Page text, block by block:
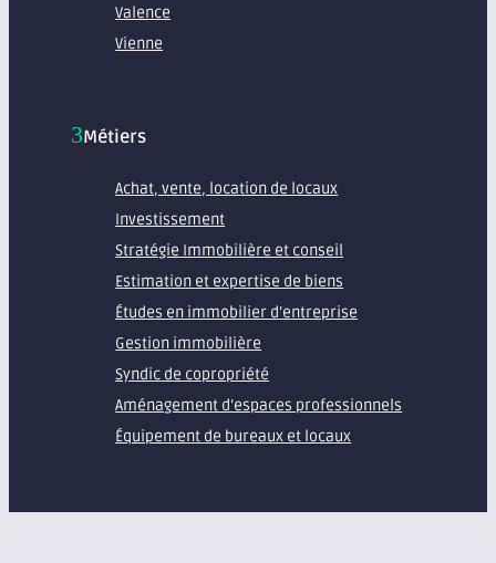
Valence
Vienne
Métiers
Achat, vente, location de locaux
Investissement
Stratégie Immobilière et conseil
Estimation et expertise de biens
Études en immobilier d’entreprise
Gestion immobilière
Syndic de copropriété
Aménagement d’espaces professionnels
Équipement de bureaux et locaux